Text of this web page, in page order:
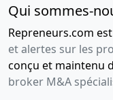
Qui sommes-
Repreneurs.com
et alertes sur les
conçu et maintenu
broker M&A